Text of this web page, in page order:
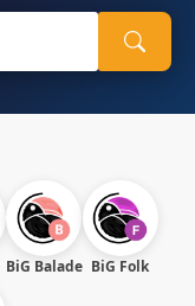
BiG Balade BiG Folk